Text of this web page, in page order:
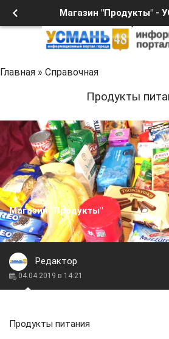
Магазин "Продукты" -
Главная » Справочная
Продукты
Магазин "Продукты"
Редактор
04.04.2019 в 14:21
Продукты питания